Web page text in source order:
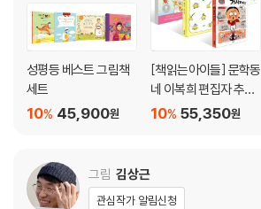
성평등 베스트 그림책
세트
45,900원
10%
[책읽는아이들] 문학동
네 이복희 편집자 추천
초등 1~2학년 세트
55,350원
10%
그림 김상근
관심작가 알림신청